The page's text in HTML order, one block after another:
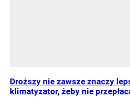
Droższy nie zawsze znaczy
klimatyzator, żeby nie